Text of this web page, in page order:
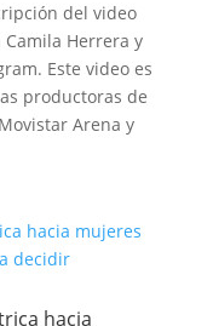
del video
Herrera y
Este video es
productoras de
Arena y
hacia